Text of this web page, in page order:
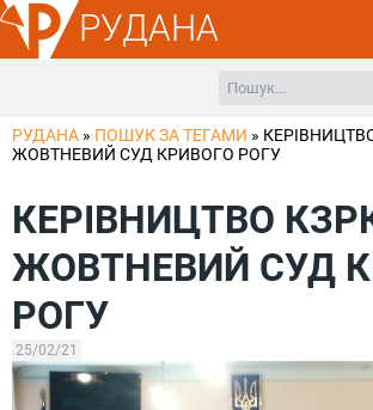
РУДАНА
РУДАНА » ПОШУК ЗА ТЕГАМИ »
ЖОВТНЕВИЙ СУД КРИВОГО РОГУ
КЕРІВНИЦТВО
ЖОВТНЕВИЙ СУД
РОГУ
25/02/21